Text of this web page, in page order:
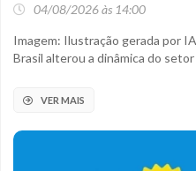
04/08/2026 às 14:00
Imagem: Ilustração gerada por
Brasil alterou a dinâmica do setor
VER MAIS